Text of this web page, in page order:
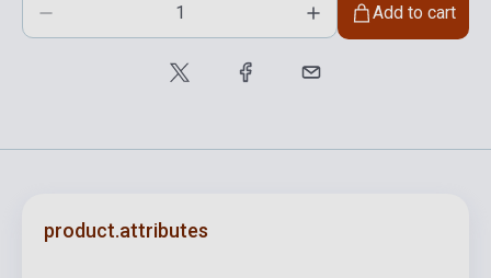
Add to cart
product.attributes